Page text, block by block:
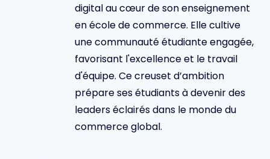
digital au cœur de son enseignement
en école de commerce. Elle cultive
une communauté étudiante engagée,
favorisant l'excellence et le travail
d'équipe. Ce creuset d’ambition
prépare ses étudiants à devenir des
leaders éclairés dans le monde du
commerce global.